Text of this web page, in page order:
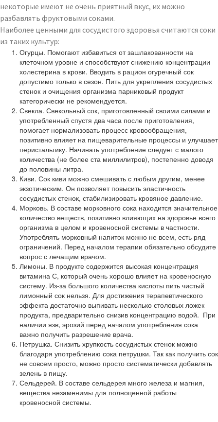
некоторые имеют не очень приятный вкус, их можно
разбавлять фруктовыми соками.
Наиболее ценными для сосудистого здоровья считаются соки
из таких культур:
Огурцы. Помогают избавиться от зашлакованности на
клеточном уровне и способствуют снижению концентрации
холестерина в крови. Вводить в рацион огуречный сок
допустимо только в сезон. Пить для укрепления сосудистых
стенок и очищения организма парниковый продукт
категорически не рекомендуется.
Свекла. Свекольный сок, приготовленный своими силами и
употребленный спустя два часа после приготовления,
помогает нормализовать процесс кровообращения,
позитивно влияет на пищеварительные процессы и улучшает
перистальтику. Начинать употребление следует с малого
количества (не более ста миллилитров), постепенно доводя
до половины литра.
Киви. Сок киви можно смешивать с любым другим, менее
экзотическим. Он позволяет повысить эластичность
сосудистых стенок, стабилизировать кровяное давление.
Морковь. В составе морковного сока находится значительное
количество веществ, позитивно влияющих на здоровье всего
организма в целом и кровеносной системы в частности.
Употреблять морковный напиток можно не всем, есть ряд
ограничений. Перед началом терапии обязательно обсудите
вопрос с лечащим врачом.
Лимоны. В продукте содержится высокая концентрация
витамина С, который очень хорошо влияет на кровеносную
систему. Из-за большого количества кислоты пить чистый
лимонный сок нельзя. Для достижения терапевтического
эффекта достаточно выпивать несколько столовых ложек
продукта, предварительно снизив концентрацию водой. При
наличии язв, эрозий перед началом употребления сока
важно получить разрешение врача.
Петрушка. Снизить хрупкость сосудистых стенок можно
благодаря употреблению сока петрушки. Так как получить сок
не совсем просто, можно просто систематически добавлять
зелень в пищу.
Сельдерей. В составе сельдерея много железа и магния,
вещества незаменимы для полноценной работы
кровеносной системы.